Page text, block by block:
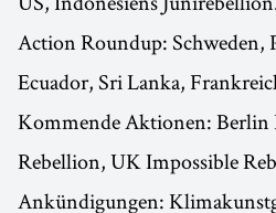
Action Roundup: Schweden,
Ecuador, Sri Lanka,
Kommende Aktionen: Berlin
Rebellion, UK Impossible
Ankündigungen: